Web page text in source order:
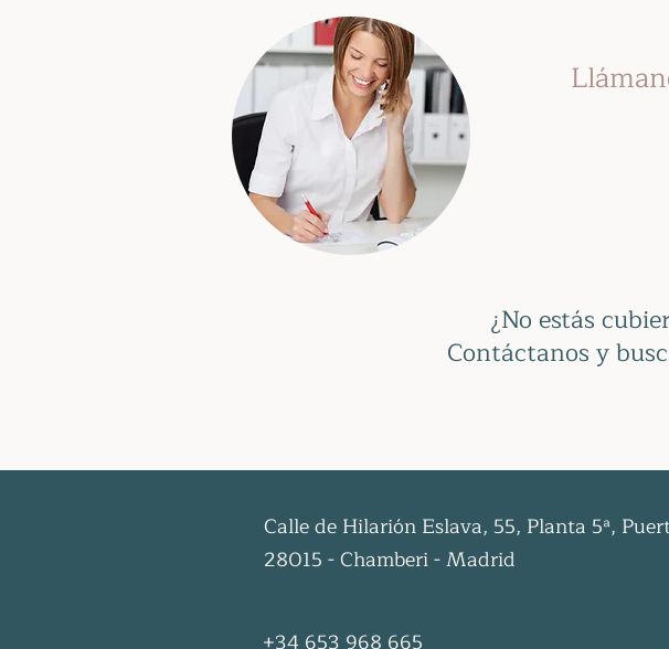
¿No estás
Contáctanos y
Calle de Hilarión Eslava, 55, Planta 5ª,
28015 - Chamberi - Madrid
+34 653 968 665